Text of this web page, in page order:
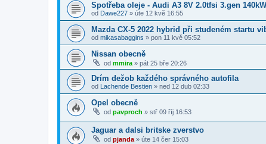
Spotřeba oleje - Audi A3 8V 2.0tfsi 3.gen 140kW
od Dawe227 » úte 12 kvě 16:55
Mazda CX-5 2022 hybrid při studeném startu
od mikasabaggins » pon 11 kvě 05:52
Nissan obecně
od mmira » pát 25 bře 20:26
Drím dežob každého správného autofila
od Lachende Bestien » ned 12 dub 02:33
Opel obecně
od pavproch » stř 09 říj 16:53
Jaguar a dalsi britske zverstvo
od pjanda» úte 14 čer 15:03